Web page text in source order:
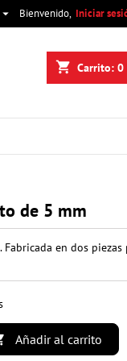
Bienvenido, Iniciar

shopping_cart Carrito: 0
de 5 mm
en dos
Añadir al carrito